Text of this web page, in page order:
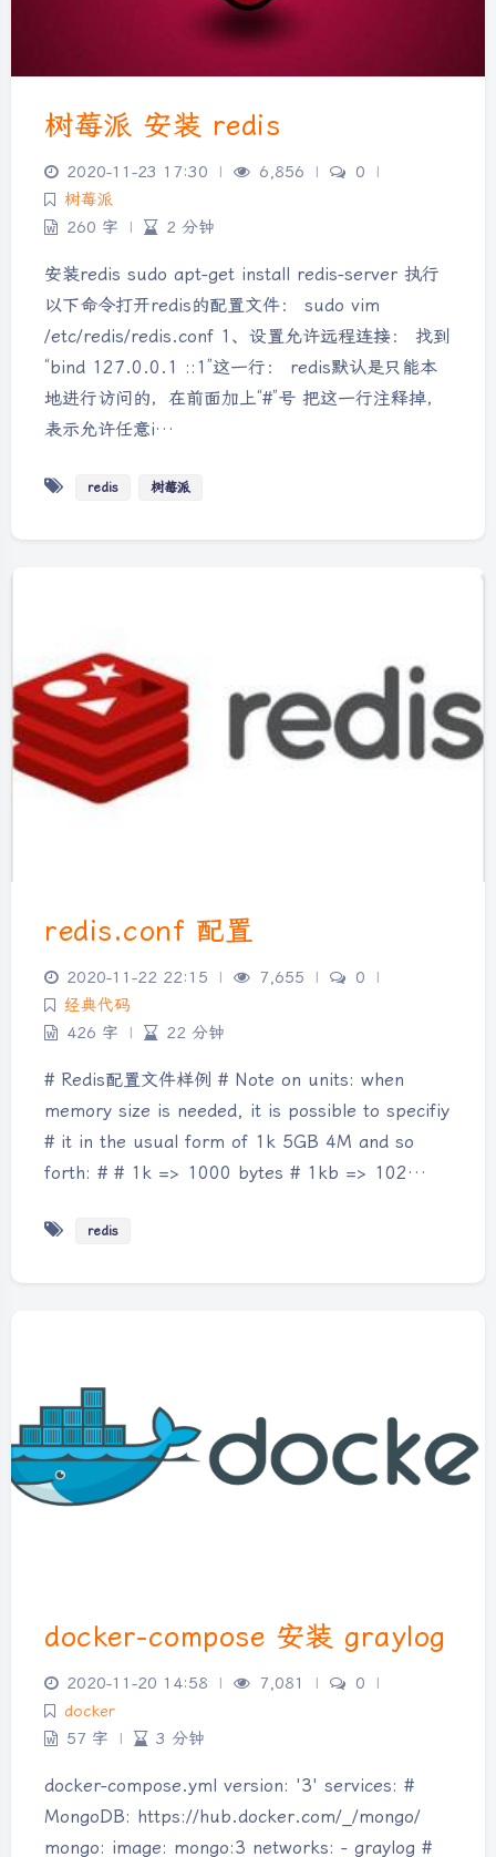
树莓派 安装 redis
2020-11-23 17:30 | 6,856 | 0
|
树莓派
260 字
| 2 分钟
安装redis sudo apt-get install redis-server 执行
以下命令打开redis的配置文件： sudo vim
/etc/redis/redis.conf 1、设置允许远程连接： 找到
“bind 127.0.0.1 ::1”这一行： redis默认是只能本
地进行访问的，在前面加上“#”号 把这一行注释掉，
表示允许任意i…
redis 树莓派
redis.conf 配置
2020-11-22 22:15 | 7,655 | 0
|
经典代码
426 字
| 22 分钟
# Redis配置文件样例 # Note on units: when
memory size is needed, it is possible to specifiy
# it in the usual form of 1k 5GB 4M and so
forth: # # 1k => 1000 bytes # 1kb => 102…
redis
docker-compose 安装 graylog
2020-11-20 14:58 | 7,081 | 0
|
docker
57 字
| 3 分钟
docker-compose.yml version: '3' services: #
MongoDB: https://hub.docker.com/_/mongo/
mongo: image: mongo:3 networks: - graylog #